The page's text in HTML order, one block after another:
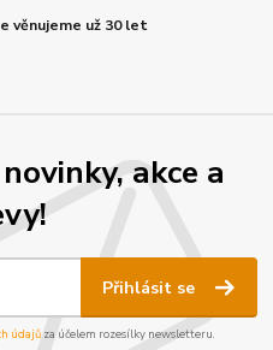
věnujeme už 30 let
akce a
Přihlásit se
údajůza účelem rozesílky newsletteru.